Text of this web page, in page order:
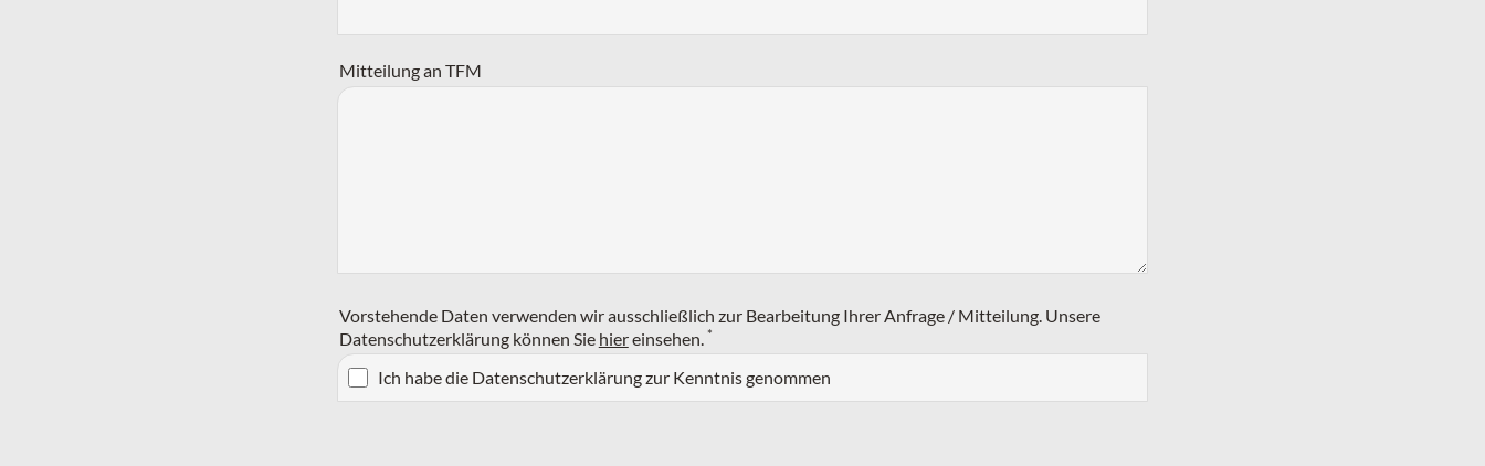
Mitteilung an TFM
Vorstehende Daten verwenden wir ausschließlich zur Bearbeitung Ihrer Anfrage / Mitteilung. Unsere
Datenschutzerklärung können Sie hiereinsehen. *
Ich habe die Datenschutzerklärung zur Kenntnis genommen